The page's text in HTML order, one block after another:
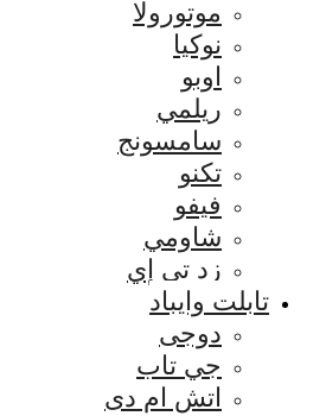
موتورولا
نوكيا
اوبو
ريلمي
سامسونج
تكنو
فيفو
شاومي
زد تي إي
تابلت وايباد
دوجى
جي تاب
اتش ام دى